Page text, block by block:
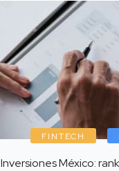
FINTECH
Inversiones México: